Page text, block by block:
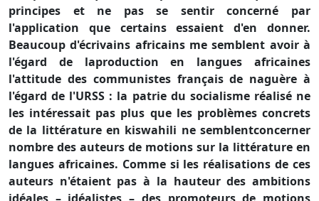
principes et ne pas se sentir concerné par
l'application que certains essaient d'en donner.
Beaucoup d'écrivains africains me semblent avoir à
l'égard de laproduction en langues africaines
l'attitude des communistes français de naguère à
l'égard de l'URSS : la patrie du socialisme réalisé ne
les intéressait pas plus que les problèmes concrets
de la littérature en kiswahili ne semblentconcerner
nombre des auteurs de motions sur la littérature en
langues africaines. Comme si les réalisations de ces
auteurs n'étaient pas à la hauteur des ambitions